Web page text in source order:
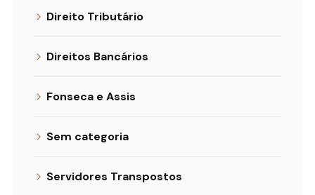
Direito Tributário
Direitos Bancários
Fonseca e Assis
Sem categoria
Servidores Transpostos